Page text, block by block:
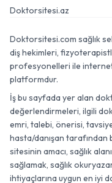
Doktorsitesi.az
Doktorsitesi.com sağlık
diş hekimleri,
profesyonelleri ile internet
platformdur.
İş bu sayfada yer alan
değerlendirmeleri, ilgili
emri, talebi, önerisi,
hasta/danışan tarafından
sitesinin amacı, sağlık
sağlamak, sağlık
ihtiyaçlarına uygun en iyi